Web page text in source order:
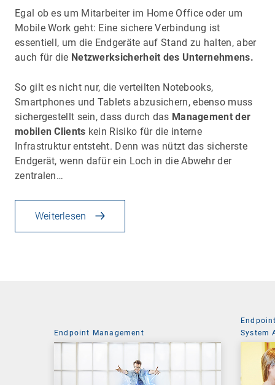
Egal ob es um Mitarbeiter im Home Office oder um
Mobile Work geht: Eine sichere Verbindung ist
essentiell, um die Endgeräte auf Stand zu halten, aber
auch für die Netzwerksicherheit des Unternehmens.
So gilt es nicht nur, die verteilten Notebooks,
Smartphones und Tablets abzusichern, ebenso muss
sichergestellt sein, dass durch das Management der
mobilen Clients kein Risiko für die interne
Infrastruktur entsteht. Denn was nützt das sicherste
Endgerät, wenn dafür ein Loch in die Abwehr der
zentralen…
Weiterlesen
Endpoint Management
System